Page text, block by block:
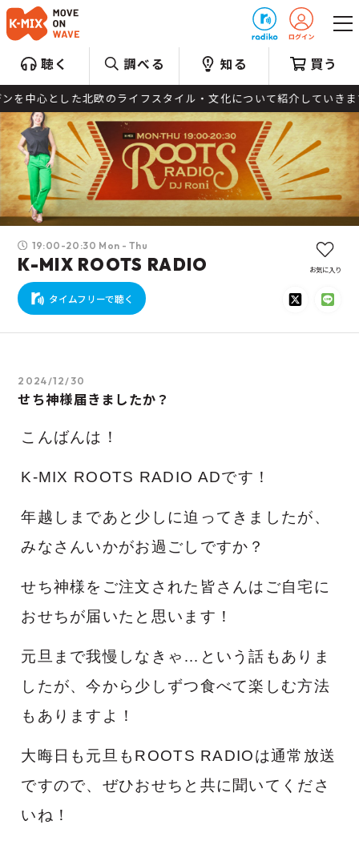
聴く 調べる 知る 買う
とした北欧のライフスタイル・文化について紹介していきます。
19:00-20:30 Mon - Thu
K-MIX ROOTS RADIO
タイムフリーで聴く
お気に入り
2024/12/30
せち神様届きましたか？
こんばんは！
K-MIX ROOTS RADIO ADです！
年越しまであと少しに迫ってきましたが、
みなさんいかがお過ごしですか？
せち神様をご注文された皆さんはご自宅に
おせちが届いたと思います！
元旦まで我慢しなきゃ…という話もありま
したが、今から少しずつ食べて楽しむ方法
もありますよ！
大晦日も元旦もROOTS RADIOは通常放送
ですので、ぜひおせちと共に聞いてくださ
いね！